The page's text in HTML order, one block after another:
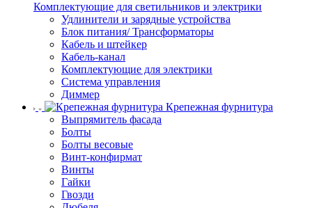
Комплектующие для светильников и электрики
Удлинители и зарядные устройства
Блок питания/ Трансформаторы
Кабель и штейкер
Кабель-канал
Комплектующие для электрики
Система управления
Диммер
Крепежная фурнитура
Выпрямитель фасада
Болты
Болты весовые
Винт-конфирмат
Винты
Гайки
Гвозди